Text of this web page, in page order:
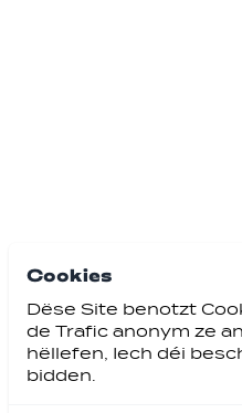
Cookies
Dëse Site benotzt
de Trafic anonym ze
hëllefen, Iech déi
bidden.